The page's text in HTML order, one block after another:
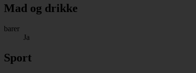
Mad og drikke
barer
Ja
Sport